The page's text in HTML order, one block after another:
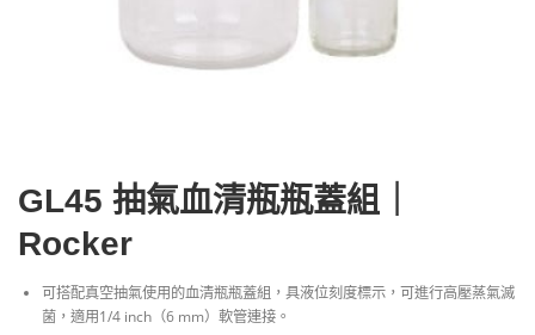
GL45 抽氣血清瓶瓶蓋組｜
Rocker
可搭配真空抽氣使用的血清瓶瓶蓋組，具液位刻度標示，可進行高壓蒸氣滅
菌，適用1/4 inch（6 mm）軟管連接。